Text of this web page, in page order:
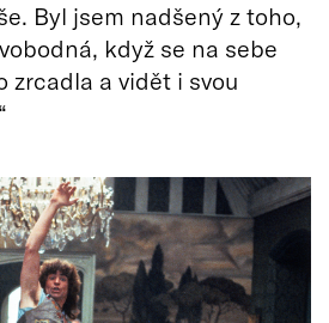
Byl jsem nadšený z toho,
když se na sebe
zrcadla a vidět i svou